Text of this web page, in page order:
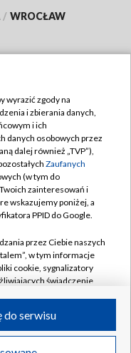
/ WROCŁAW
w likwidacji
wyrazić zgody na
i zbierania danych,
i ich
danych osobowych przez
dalej również „TVP”),
Zaufanych
(w tym do
zainteresowań i
wskazujemy poniżej, a
PPID do Google.
przez Ciebie naszych
w tym informacje
cookie, sygnalizatory
świadczenie
przez Ciebie
do serwisu